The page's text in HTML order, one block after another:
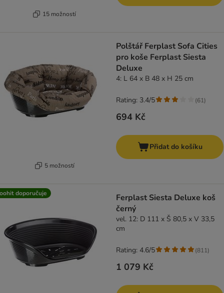
15 možností
5 možností
Polštář Ferplast Sofa Cities
pro koše Ferplast Siesta
Deluxe
4: L 64 x B 48 x H 25 cm
694 Kč
Rating: 3.4/5 (61)
Přidat do košíku
doporučuje
Ferplast Siesta Deluxe koš
černý
vel. 12: D 111 x Š 80,5 x V 33,5
cm
1 079 Kč
Rating: 4.6/5 (811)